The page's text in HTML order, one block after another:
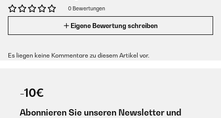
0 Bewertungen
Eigene Bewertung schreiben
Es liegen keine Kommentare zu diesem Artikel vor.
-10€
Abonnieren Sie unseren Newsletter und